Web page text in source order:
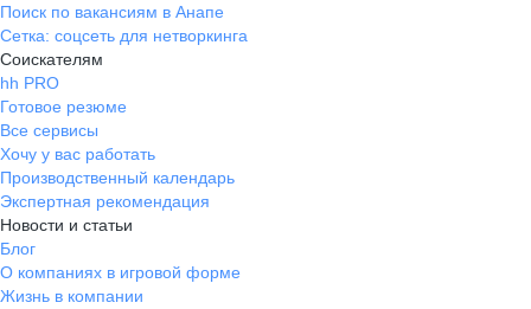
Поиск по вакансиям в Анапе
Сетка: соцсеть для нетворкинга
Соискателям
hh PRO
Готовое резюме
Все сервисы
Хочу у вас работать
Производственный календарь
Экспертная рекомендация
Новости и статьи
Блог
О компаниях в игровой форме
Жизнь в компании